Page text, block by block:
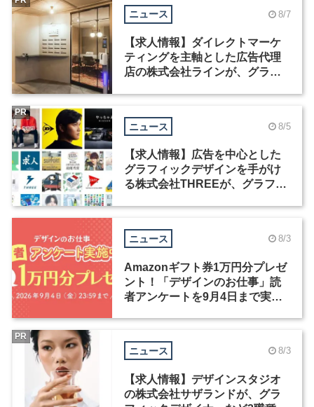
ニュース 8/7
【求人情報】ダイレクトマーケ
ティングを主軸とした広告代理
店の株式会社ラインが、グラフ
ニュース 8/5
【求人情報】広告を中心とした
グラフィックデザインを手がけ
る株式会社THREEが、グラフィ
PR
ニュース 8/3
Amazonギフト券1万円分プレゼ
ント！「デザインのお仕事」読
者アンケートを9月4日まで実施
ニュース 8/3
【求人情報】デザインスタジオ
の株式会社サザランドが、グラ
PR